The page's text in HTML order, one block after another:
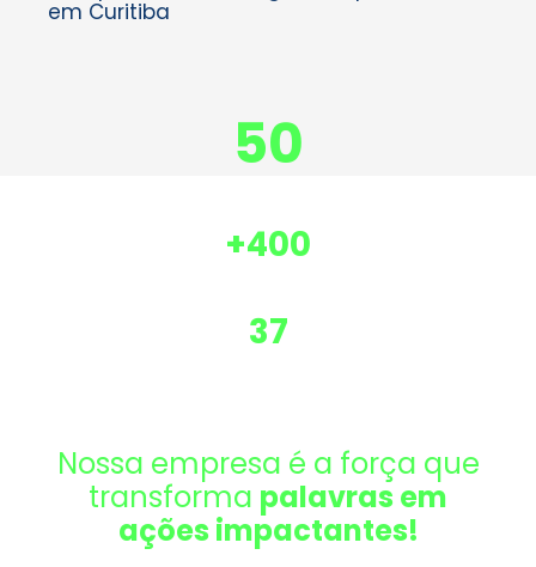
50
+400
37
Nossa empresa é a força que
transforma palavras em
ações impactantes!